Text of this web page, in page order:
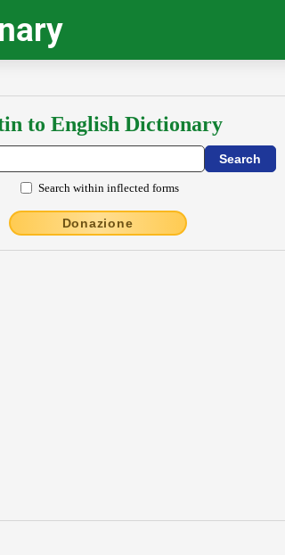
to English Dictionary
Search within inflected forms
Donazione